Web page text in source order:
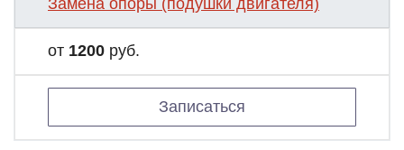
Замена опоры (подушки двигателя)
от 1200 руб.
Записаться